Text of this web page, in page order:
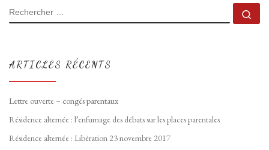
RECHERCHER
ARTICLES RÉCENTS
Lettre ouverte – congés parentaux
Résidence alternée : l’enfumage des débats sur les places parentales
Résidence alternée : Libération 23 novembre 2017